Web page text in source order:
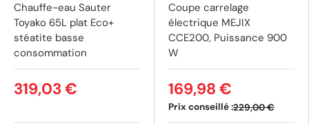
Chauffe-eau Sauter
Toyako 65L plat Eco+
stéatite basse
consommation
319,03 €
Coupe carrelage
électrique MEJIX
CCE200, Puissance 900
W
Prix conseillé :229,00 €
169,98 €